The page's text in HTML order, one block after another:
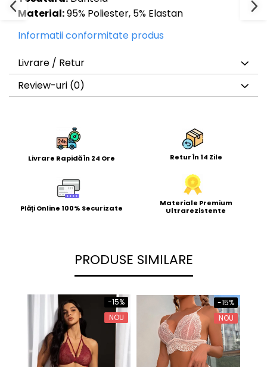
Material:95% Poliester, 5% Elastan
Informatii conformitate produs
Livrare / Retur
Review-uri (0)
Livrare Rapidă În 24 Ore Retur În 14 Zile
Plăți Online 100% Securizate
Materiale Premium
Ultrarezistente
PRODUSE SIMILARE
-15%
NOU
-15%
NOU